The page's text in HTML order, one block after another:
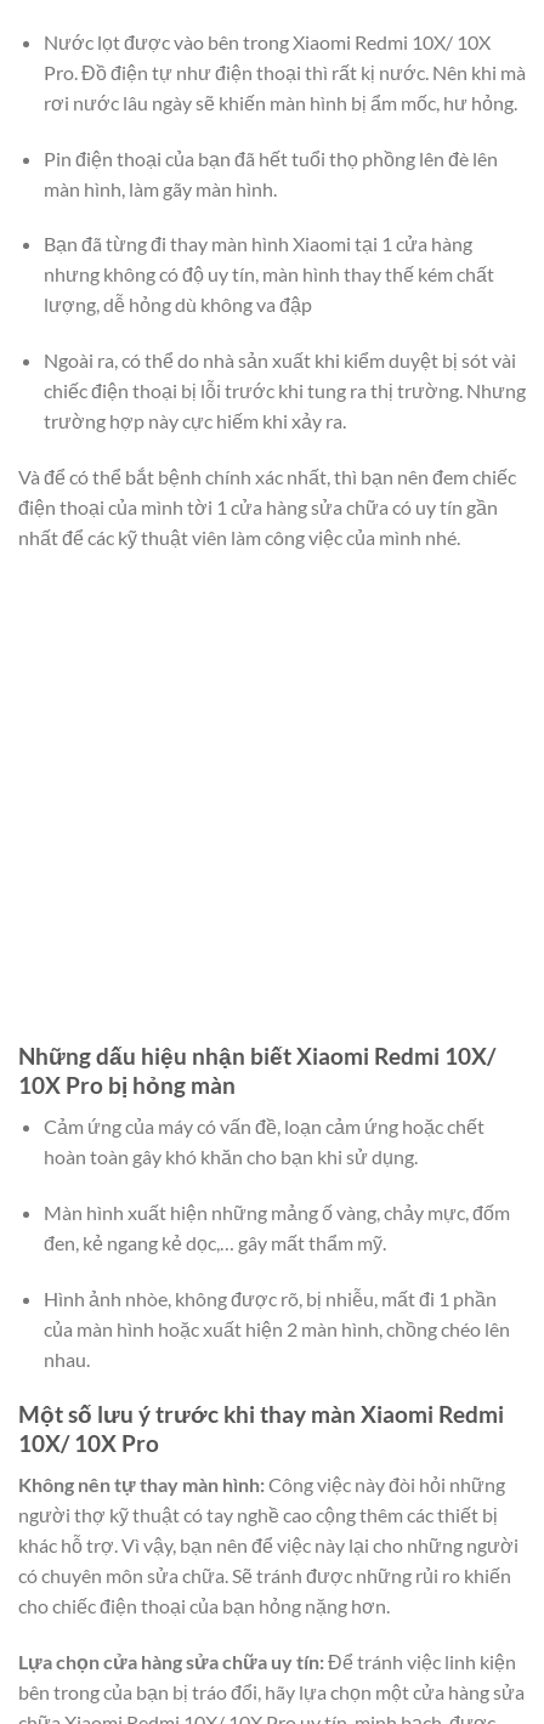
Nước lọt được vào bên trong Xiaomi Redmi 10X/ 10X
Pro. Đồ điện tự như điện thoại thì rất kị nước. Nên khi mà
rơi nước lâu ngày sẽ khiến màn hình bị ẩm mốc, hư hỏng.
Pin điện thoại của bạn đã hết tuổi thọ phồng lên đè lên
màn hình, làm gãy màn hình.
Bạn đã từng đi thay màn hình Xiaomi tại 1 cửa hàng
nhưng không có độ uy tín, màn hình thay thế kém chất
lượng, dễ hỏng dù không va đập
Ngoài ra, có thể do nhà sản xuất khi kiểm duyệt bị sót vài
chiếc điện thoại bị lỗi trước khi tung ra thị trường. Nhưng
trường hợp này cực hiếm khi xảy ra.
Và để có thể bắt bệnh chính xác nhất, thì bạn nên đem chiếc
điện thoại của mình tời 1 cửa hàng sửa chữa có uy tín gần
nhất để các kỹ thuật viên làm công việc của mình nhé.
Những dấu hiệu nhận biết Xiaomi Redmi 10X/
10X Pro bị hỏng màn
Cảm ứng của máy có vấn đề, loạn cảm ứng hoặc chết
hoàn toàn gây khó khăn cho bạn khi sử dụng.
Màn hình xuất hiện những mảng ố vàng, chảy mực, đốm
đen, kẻ ngang kẻ dọc,… gây mất thẩm mỹ.
Hình ảnh nhòe, không được rõ, bị nhiễu, mất đi 1 phần
của màn hình hoặc xuất hiện 2 màn hình, chồng chéo lên
nhau.
Một số lưu ý trước khi thay màn Xiaomi Redmi
10X/ 10X Pro
Không nên tự thay màn hình:Công việc này đòi hỏi những
người thợ kỹ thuật có tay nghề cao cộng thêm các thiết bị
khác hỗ trợ. Vì vậy, bạn nên để việc này lại cho những người
có chuyên môn sửa chữa. Sẽ tránh được những rủi ro khiến
cho chiếc điện thoại của bạn hỏng nặng hơn.
Lựa chọn cửa hàng sửa chữa uy tín:Để tránh việc linh kiện
bên trong của bạn bị tráo đổi, hãy lựa chọn một cửa hàng sửa